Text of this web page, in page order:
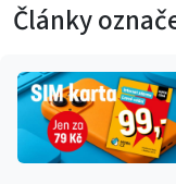
Články